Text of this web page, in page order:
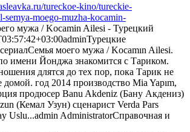
tureckoe-kino/tureckie-
semya-moego-muzha-kocamin-
мужа / Kocamin Ailesi - Турецкий
adminТурецкие
Семья моего мужа / Kocamın Ailesi.
имени Йонджа знакомится с Тариком.
длятся до тех пор, пока Тарик не
домой. год 2014 производство Mia Yapım,
продюсер Banu Akdeniz (Бану Акдениз)
(Кемал Узун) сценарист Verda Pars
Uslu...admin AdministratorСправочная и